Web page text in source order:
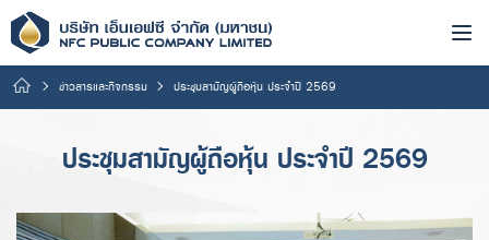
ข่าวสารและกิจกรรม ประชุมสามัญผู้ถือหุ้น ประจำปี 2569
ประชุมสามัญผู้ถือหุ้น ประจำปี 2569